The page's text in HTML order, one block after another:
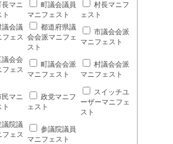
長マニ
町議会議員
マニフェスト
村長マニフ
ェスト
議会議
フェス
都道府県議
会会派マニフェ
スト
市議会会派
マニフェスト
議会会
フェス
町議会会派
マニフェスト
村議会会派
マニフェスト
民マニ
政党マニフ
ェスト
スイッチユ
ーザーマニフェ
スト
議院議
フェス
参議院議員
マニフェスト